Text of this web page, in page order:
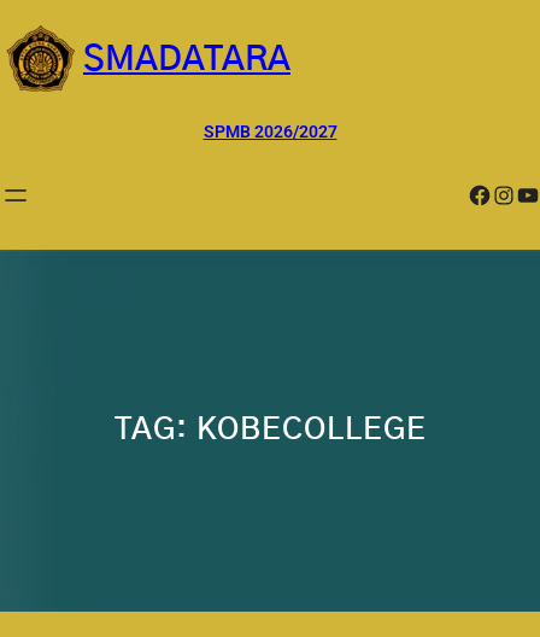
ke
konten
SMADATARA
SPMB 2026/2027
Facebook InstagramYouTube
TAG: KOBECOLLEGE